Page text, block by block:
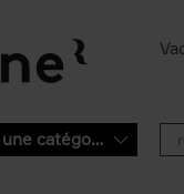
Sélectionnez une catégorie